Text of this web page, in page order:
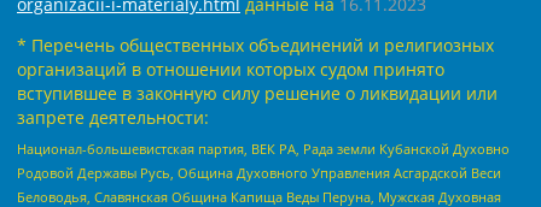
* Перечень общественных объединений и религиозных
организаций в отношении которых судом принято
вступившее в законную силу решение о ликвидации или
запрете деятельности:
Национал-большевистская партия, ВЕК РА, Рада земли Кубанской Духовно
Родовой Державы Русь, Община Духовного Управления Асгардской Веси
Беловодья, Славянская Община Капища Веды Перуна, Мужская Духовная